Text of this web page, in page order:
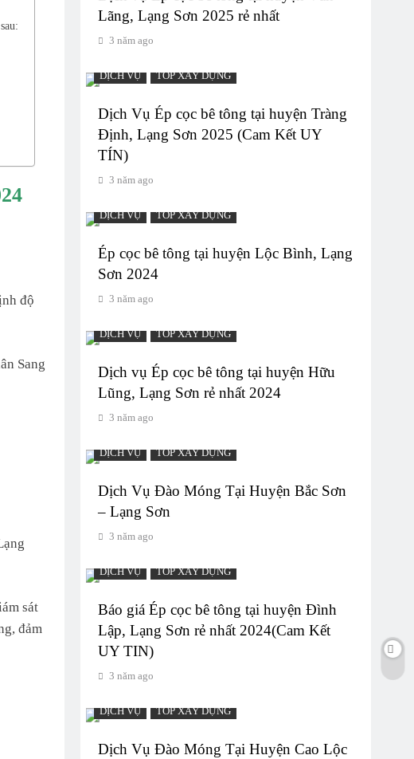
độ
Sang
sát
đảm
Lãng, Lạng Sơn 2025 rẻ nhất
3 năm ago
DỊCH VỤ TOP XÂY DỰNG
Dịch Vụ Ép cọc bê tông tại huyện Tràng
Định, Lạng Sơn 2025 (Cam Kết UY
TÍN)
3 năm ago
DỊCH VỤ TOP XÂY DỰNG
Ép cọc bê tông tại huyện Lộc Bình, Lạng
Sơn 2024
3 năm ago
DỊCH VỤ TOP XÂY DỰNG
Dịch vụ Ép cọc bê tông tại huyện Hữu
Lũng, Lạng Sơn rẻ nhất 2024
3 năm ago
DỊCH VỤ TOP XÂY DỰNG
Dịch Vụ Đào Móng Tại Huyện Bắc Sơn
– Lạng Sơn
3 năm ago
DỊCH VỤ TOP XÂY DỰNG
Báo giá Ép cọc bê tông tại huyện Đình
Lập, Lạng Sơn rẻ nhất 2024(Cam Kết
UY TIN)
3 năm ago
DỊCH VỤ TOP XÂY DỰNG
Dịch Vụ Đào Móng Tại Huyện Cao Lộc